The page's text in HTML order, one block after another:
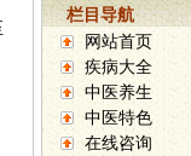
栏目导航
网站首页
疾病大全
中医养生
中医特色
在线咨询